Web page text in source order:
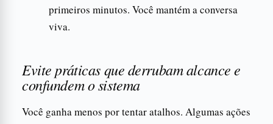
primeiros minutos. Você mantém a conversa
viva.
Evite práticas que derrubam alcance e
confundem o sistema
Você ganha menos por tentar atalhos. Algumas ações